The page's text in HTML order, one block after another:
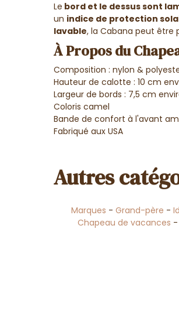
Le bord et le dessus sont
un indice de protection
lavable, la Cabana peut être
À Propos du
Composition : nylon &
Hauteur de calotte : 10 cm
Largeur de bords : 7,5 cm
Coloris camel
Bande de confort à l'avant
Fabriqué aux USA
Autres
Marques -Grand-père -
Chapeau de vacances